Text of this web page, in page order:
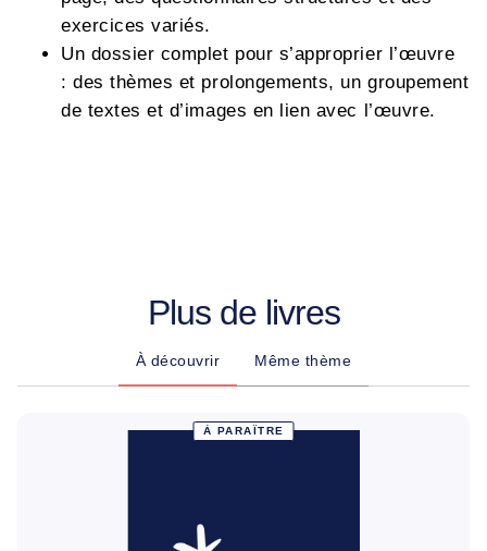
exercices variés.
Un dossier complet pour s’approprier l’œuvre
: des thèmes et prolongements, un groupement
de textes et d’images en lien avec l’œuvre.
Plus de livres
À découvrir Même thème
À PARAÎTRE